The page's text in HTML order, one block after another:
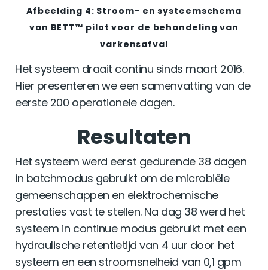
Afbeelding 4: Stroom- en systeemschema
van BETT™ pilot voor de behandeling van
varkensafval
Het systeem draait continu sinds maart 2016.
Hier presenteren we een samenvatting van de
eerste 200 operationele dagen.
Resultaten
Het systeem werd eerst gedurende 38 dagen
in batchmodus gebruikt om de microbiële
gemeenschappen en elektrochemische
prestaties vast te stellen. Na dag 38 werd het
systeem in continue modus gebruikt met een
hydraulische retentietijd van 4 uur door het
systeem en een stroomsnelheid van 0,1 gpm